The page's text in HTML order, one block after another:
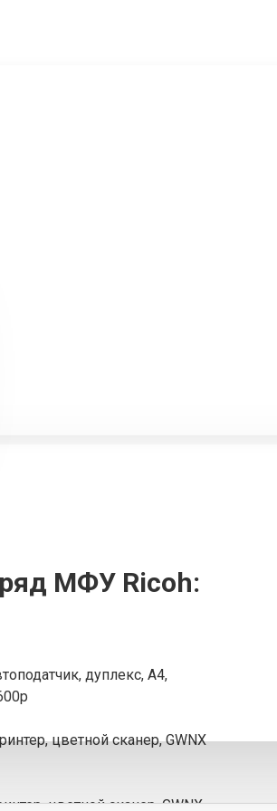
МФУ Ricoh:
дуплекс, А4,
цветной сканер, GWNX
цветной сканер, GWNX